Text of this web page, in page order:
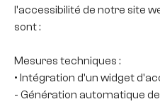
l'accessibilité de notre site
sont :
Mesures techniques :
• Intégration d'un widget
- Génération automatique